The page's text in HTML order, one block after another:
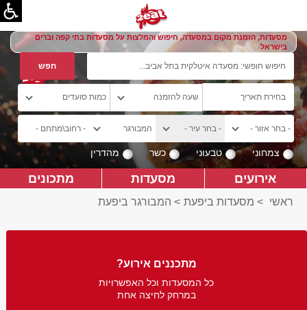
מסעדות, הזמנת מקום במסעדה, חיפוש והמלצות על מסעדות בתי קפה וברים
בישראל
צמחוני טבעוני כשר מהדרין
אירועים מסעדות מתכונים
ראשי > מסעדות ביפעת > המבורגר ביפעת
מתכננים אירוע?
כל המסעדות וכל האפשרויות
במרחק לחיצה אחת